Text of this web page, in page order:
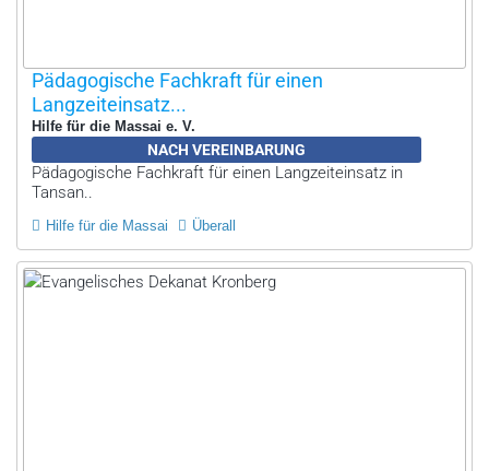
Pädagogische Fachkraft für einen
Langzeiteinsatz...
Hilfe für die Massai e. V.
NACH VEREINBARUNG
Pädagogische Fachkraft für einen Langzeiteinsatz in
Tansan..
Hilfe für die Massai Überall